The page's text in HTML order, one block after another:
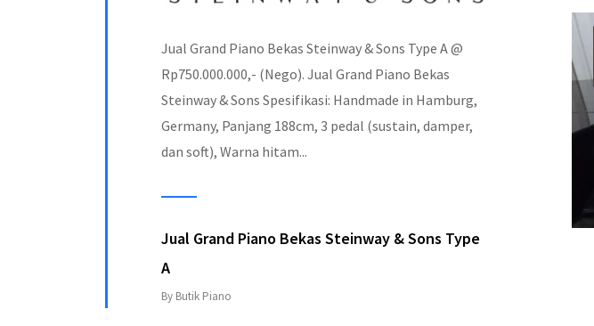
Jual Grand Piano Bekas Steinway & Sons Type A @
Rp750.000.000,- (Nego). Jual Grand Piano Bekas
Steinway & Sons Spesifikasi: Handmade in Hamburg,
Germany, Panjang 188cm, 3 pedal (sustain, damper,
dan soft), Warna hitam...
Jual Grand Piano Bekas Steinway & Sons Type
A
By Butik Piano